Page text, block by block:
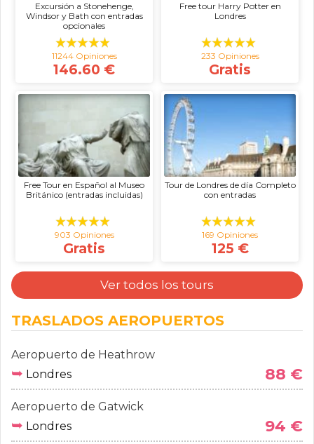
Excursión a Stonehenge,
Windsor y Bath con entradas
opcionales
11244 Opiniones
146.60 €
Free tour Harry Potter en
Londres
233 Opiniones
Gratis
Free Tour en Español al Museo
Británico (entradas incluidas)
903 Opiniones
Gratis
Tour de Londres de día Completo
con entradas
169 Opiniones
125 €
Ver todos los tours
TRASLADOS AEROPUERTOS
Aeropuerto de Heathrow
➥ Londres 88 €
Aeropuerto de Gatwick
➥ Londres 94 €